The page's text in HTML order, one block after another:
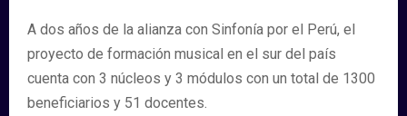
A dos años de la alianza con Sinfonía por el Perú, el
proyecto de formación musical en el sur del país
cuenta con 3 núcleos y 3 módulos con un total de 1300
beneficiarios y 51 docentes.